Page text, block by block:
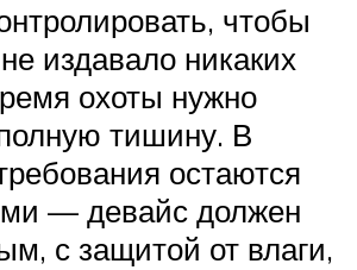
чтобы
издавало никаких
охоты нужно
тишину. В
остаются
— девайс должен
с защитой от влаги,